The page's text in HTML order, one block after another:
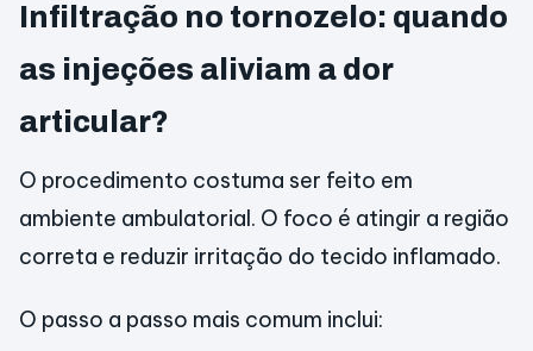
Infiltração no tornozelo: quando
as injeções aliviam a dor
articular?
O procedimento costuma ser feito em
ambiente ambulatorial. O foco é atingir a região
correta e reduzir irritação do tecido inflamado.
O passo a passo mais comum inclui: